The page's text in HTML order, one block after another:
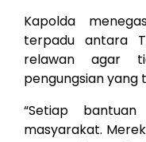
Kapolda
terpadu antara
relawan agar
pengungsian yang
“Setiap
masyarakat.